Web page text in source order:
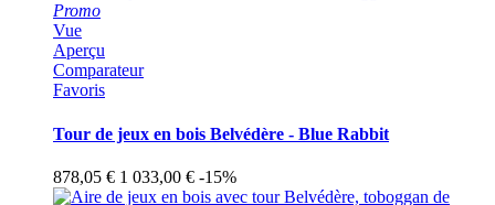
Promo
Vue
Aperçu
Comparateur
Favoris
Tour de jeux en bois Belvédère - Blue Rabbit
878,05 € 1 033,00 € -15%